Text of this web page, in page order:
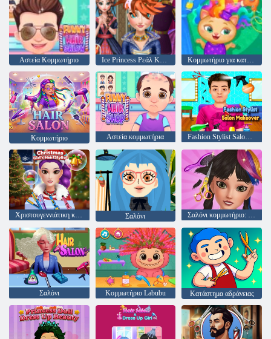
Αστεία Κομμωτήριο Ice Princess Ρεάλ Κουρέματα Κομμωτήριο για κατοικίδια
Κομμωτήριο Αστεία κομμωτήρια Fashion Stylist Salon Makeover
Χριστουγεννιάτικη κομμωτική για κορίτσι Σαλόνι Σαλόνι κομμωτήριο: σαλόνι ομορφιάς
Σαλόνι Κομμωτήριο Labubu Κατάστημα αδράνειας